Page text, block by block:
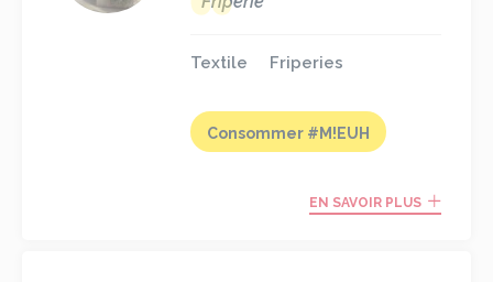
Textile Friperies
Consommer #M!EUH
EN SAVOIR PLUS